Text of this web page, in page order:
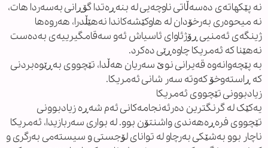
نە پێکهاتەی دەسەڵاتی ناوچەیی لە بنەڕەتدا گۆڕانی بەسەردا هات،
نە میحوەری بەرخۆدان لە هاوکێشەکاندا نەهێڵدرا، هەروەها
ژینگەی ئەمنیی ڕۆژئاوای ئاسیاش ئەو سەقامگیرییەی بەدەست
نەهێنا کە ئەمریکا چاوەڕێی دەکرد.
بە پێچەوانەوە قەیرانی نوێ سەریان هەڵدا، تێچووی بەڕێوەبردنی
کە ڕاستەوخۆ کەوتە سەر شانی ئەمریکا.
زیادبوونی تێچووی ئەمریکا
یەکێک لە گرنگترین دەرئەنجامەکانی ئەم شەڕە زیادبوونی
تێچووی فرەڕەهەندی واشنتۆن بوو. لە بواری سەربازیدا، ئەمریکا
ناچار بوو بەشێکی بەرچاو لە توانای لۆجستی و سیستەمی بەرگری و